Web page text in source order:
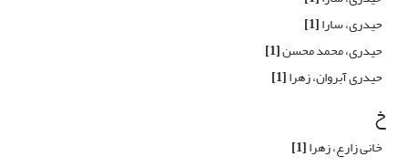
حیدری، سارا[1]
حیدری، محمد محسن[1]
حیدری آبروان، زهرا[1]
خ
خانی زارع، زهرا[1]